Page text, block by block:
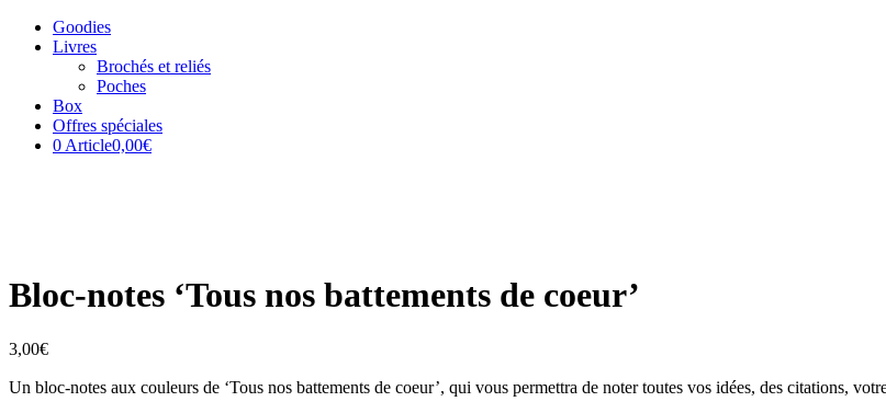
Goodies
Livres
Brochés et reliés
Poches
Box
Offres spéciales
0 Article0,00€
Bloc-notes ‘Tous nos battements de coeur’
3,00€
Un bloc-notes aux couleurs de ‘Tous nos battements de coeur’, qui vous permettra de noter toutes vos idées, des citations,